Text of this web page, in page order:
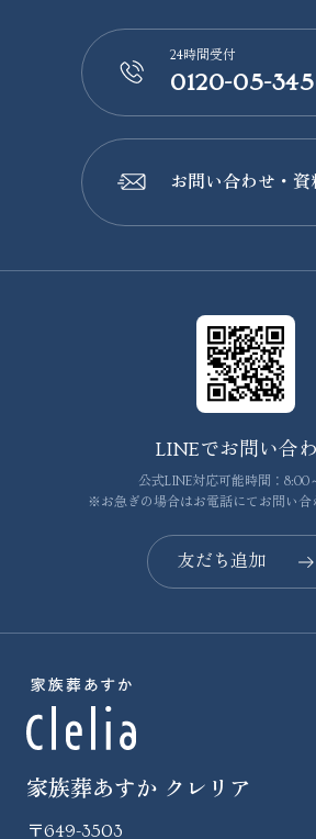
📞
24時間受付
0120-05-
📩
お問い合わせ・資
LINEでお問い合
公式LINE対応可能時間：8:00
※お急ぎの場合はお電話にてお問い合
友だち追加
家族葬あすか クレリア
〒649-3503